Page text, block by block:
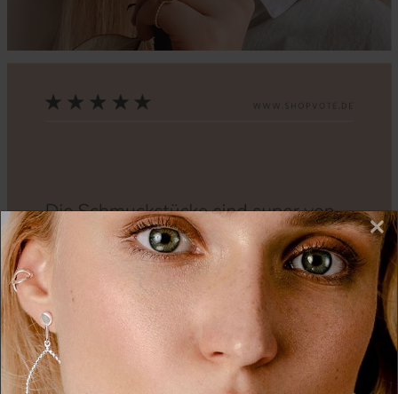
Zurück
Wir nutzen Cookies auf unserer Website. Einige von
diesen sind essenziell, während andere uns helfen,
×